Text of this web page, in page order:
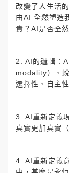
改變了人生活
由AI 全然塑造
貴？AI是否全
2. AI的邏輯：
modality）、
選擇性、自主
3. AI重新定義
真實更加真實
4. AI重新定義